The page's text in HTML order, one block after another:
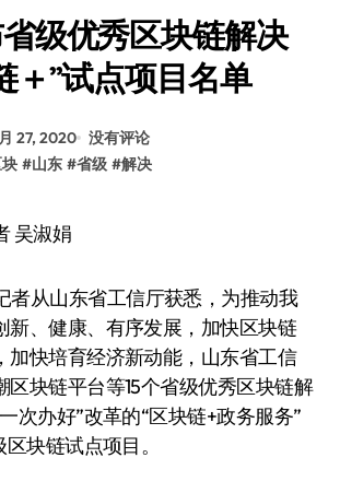
级优秀区块链解决
＋”试点项目名单
27, 2020 没有评论
#山东 #省级 #解决
吴淑娟
者从山东省工信厅获悉，为推动我
新、健康、有序发展，加快区块链
加快培育经济新动能，山东省工信
区块链平台等15个省级优秀区块链解
次办好”改革的“区块链+政务服务”
块链试点项目。